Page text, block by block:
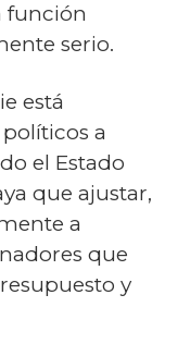
función
serio.
está
a
el Estado
que ajustar,
a
que
y